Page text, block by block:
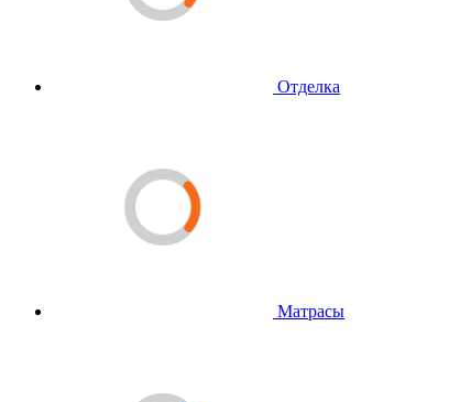
Отделка
Матрасы